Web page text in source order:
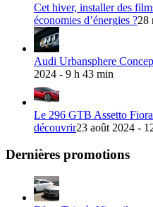
Cet hiver, installer des
économies d’énergies ?28
Audi Urbansphere
2024 - 9 h 43 min
Le 296 GTB Assetto
découvrir23 août 2024 -
Dernières promotions